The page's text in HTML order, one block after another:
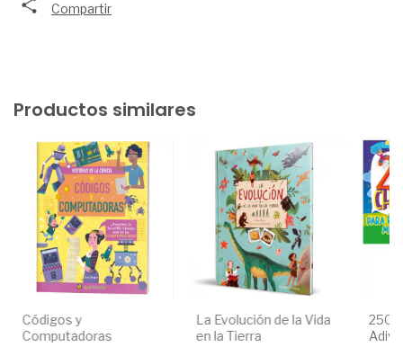
Compartir
Productos similares
Códigos y
Computadoras
La Evolución de la Vida
en la Tierra
250